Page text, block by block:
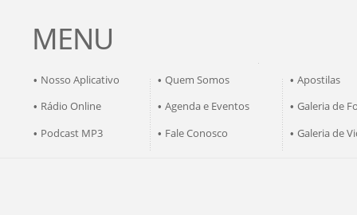
MENU
• Nosso Aplicativo • Quem Somos • Apostilas
• Rádio Online • Agenda e Eventos • Galeria de
• Podcast MP3 • Fale Conosco • Galeria de